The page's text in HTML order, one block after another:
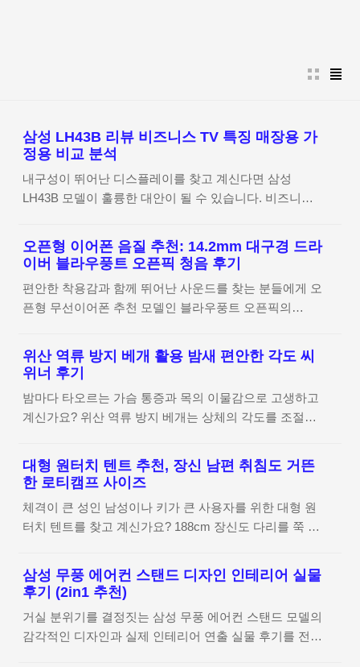
삼성 LH43B 리뷰 비즈니스 TV 특징 매장용 가
정용 비교 분석
내구성이 뛰어난 디스플레이를 찾고 계신다면 삼성
LH43B 모델이 훌륭한 대안이 될 수 있습니다. 비즈니스
각 어떤 장점이 있는지, 그리고 왜 최근 일반 사용자들 사
이에서도 가성비 모델로 입소문이 났는지 실사용 리뷰를
통해 상세히 알아보겠습니다. 삼성 LH43B 제품 상세 정
보 확인하기 비즈니스 TV와 일반 가정용 TV의 차이점 보
통 TV를 고를 때 '비즈니스 TV'라는 명칭을 보면 일반 가
리면, 비즈니스 모델은 매장이나 사무실처럼 장시간 화면
을 켜두는 환경에 맞춰 내구성을 더 강화한 제품이라고
보시면 돼요. 하지만 삼성 LH43B는 기본적으로 스마트
TV의 기능을 모두 갖추고 있어, 요즘은 합..
오픈형 이어폰 음질 추천: 14.2mm 대구경 드라
이버 블라우풍트 오픈픽 청음 후기
편안한 착용감과 함께 뛰어난 사운드를 찾는 분들에게 오
픈형 무선이어폰 추천 모델인 블라우풍트 오픈픽의
니다. 특히 귀를 막지 않는 구조 덕분에 외이도염 방지에
효과적이면서도, 강력한 하드웨어를 통해 오픈형의 한계
를 극복한 풍성한 음질을 구현했는데요. 직접 청음하며
느낀 저음의 타격감과 고음의 선명도 등 상세한 음질 후
기를 전해드립니다. 블라우풍트 오픈픽 상세 정보 확인하
염 방지 보통 귀를 꽉 막지 않는 오픈형 이어폰이라고 하
면 음질이 가볍거나 저음이 부족할 것이라는 선입견을 갖
기 쉬운데요. 저 역시 처음에는 편리함 때문에 선택했지
만, 막상 음악을 재생해 보니 예상보다 훨씬 탄탄한 소리
위산 역류 방지 베개 활용 밤새 편안한 각도 씨
위너 후기
밤마다 타오르는 가슴 통증과 목의 이물감으로 고생하고
계신가요? 위산 역류 방지 베개는 상체의 각도를 조절하
는 숙면 필수템입니다. 오늘은 씨위너 경사 베개를 활용
해 밤새 편안한 각도를 유지하며 숙면을 취하는 방법과
실제 효과를 정리해 드립니다. 제품 상세 정보 확인하기
잠들기 전 물 한 잔도 부담스러운 이유와 대처법 평소 소
화력이 약하거나 위식도 역류 증상이 있는 분들은 저녁
고요. 분명히 식사 후 충분한 시간이 지났음에도 불구하
고, 막상 평평한 바닥에 누우면 목에 무언가 걸린 듯한 이
물감이나 타오르는 듯한 자극 때문에 자다 깨기를 반복하
게 되거든요. 이런 증상은 단순히 숙면을 방해하는 것을
대형 원터치 텐트 추천, 장신 남편 취침도 거뜬
한 로티캠프 사이즈
체격이 큰 성인 남성이나 키가 큰 사용자를 위한 대형 원
터치 텐트를 찾고 계신가요? 188cm 장신도 다리를 쭉 뻗
공간 활용도를 실제 측정 기준과 함께 상세히 분석해 드
립니다. 로티캠프 대형 사이즈 상세 정보 확인하기 키 큰
사용자들의 텐트 고민 보통 원터치 텐트라고 하면 공간이
협소해서 체격이 큰 성인 남성들에게는 늘 불편한 숙제
같았을 거예요. 저도 키가 큰 편이라 텐트 안에서 제대로
삼성 무풍 에어컨 스탠드 디자인 인테리어 실물
후기 (2in1 추천)
거실 분위기를 결정짓는 삼성 무풍 에어컨 스탠드 모델의
감각적인 디자인과 실제 인테리어 연출 실물 후기를 전해